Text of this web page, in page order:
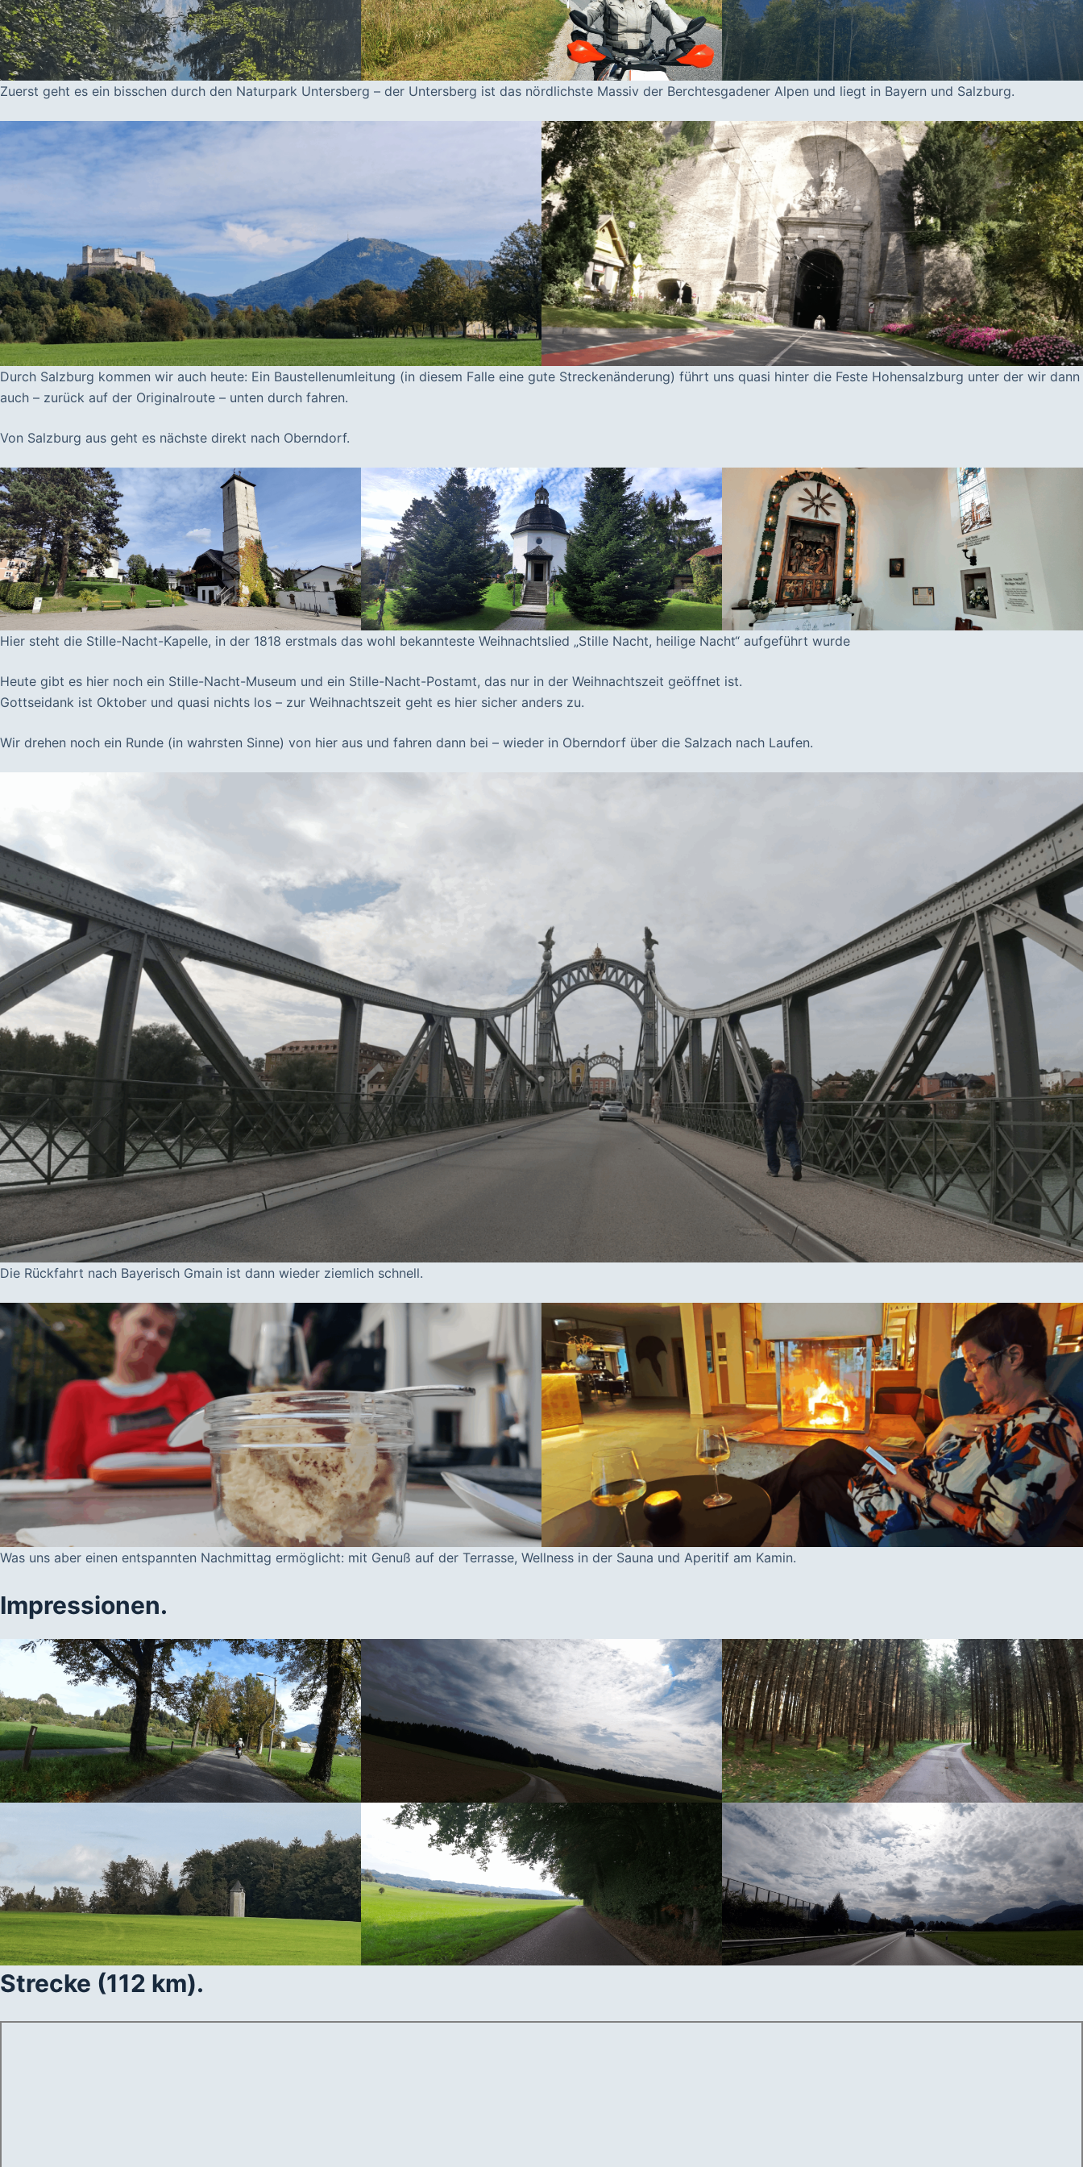
Zuerst geht es ein bisschen durch den Naturpark Untersberg – der Untersberg ist das nördlichste Massiv der Berchtesgadener Alpen und liegt in Bayern und Salzburg.
Durch Salzburg kommen wir auch heute: Ein Baustellenumleitung (in diesem Falle eine gute Streckenänderung) führt uns quasi hinter die Feste Hohensalzburg unter der wir dann
auch – zurück auf der Originalroute – unten durch fahren.
Von Salzburg aus geht es nächste direkt nach Oberndorf.
Hier steht die Stille-Nacht-Kapelle, in der 1818 erstmals das wohl bekannteste Weihnachtslied „Stille Nacht, heilige Nacht“ aufgeführt wurde
Heute gibt es hier noch ein Stille-Nacht-Museum und ein Stille-Nacht-Postamt, das nur in der Weihnachtszeit geöffnet ist.
Gottseidank ist Oktober und quasi nichts los – zur Weihnachtszeit geht es hier sicher anders zu.
Wir drehen noch ein Runde (in wahrsten Sinne) von hier aus und fahren dann bei – wieder in Oberndorf über die Salzach nach Laufen.
Die Rückfahrt nach Bayerisch Gmain ist dann wieder ziemlich schnell.
Was uns aber einen entspannten Nachmittag ermöglicht: mit Genuß auf der Terrasse, Wellness in der Sauna und Aperitif am Kamin.
Impressionen.
Strecke (112 km).